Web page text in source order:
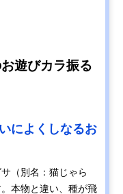
遊びカラ振る
によくしなるお
（別名：猫じゃら
本物と違い、種が飛